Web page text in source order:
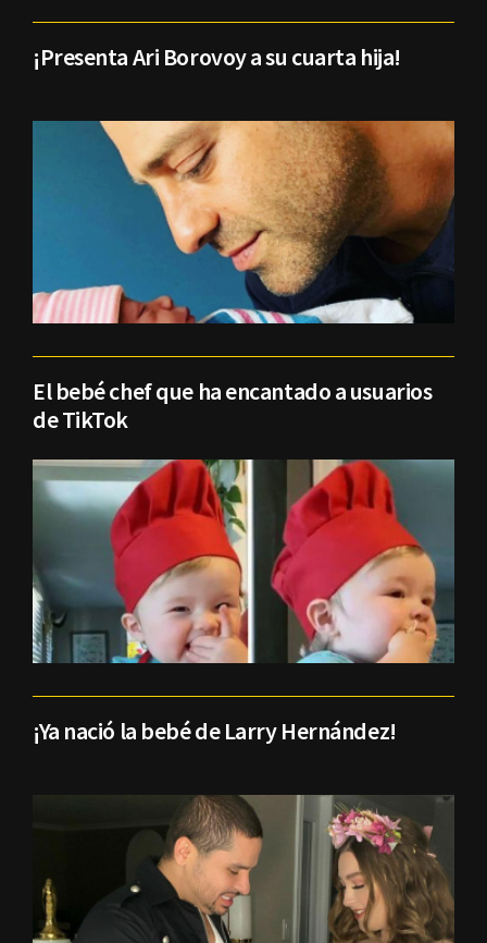
¡Presenta Ari Borovoy a su cuarta hija!
El bebé chef que ha encantado a usuarios
de TikTok
¡Ya nació la bebé de Larry Hernández!